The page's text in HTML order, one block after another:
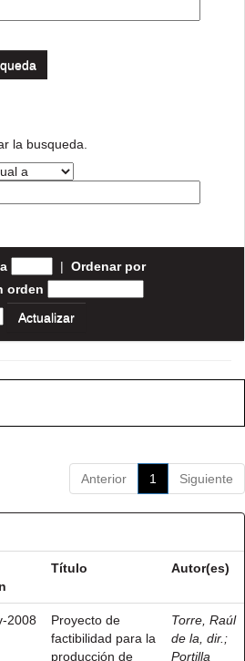
la busqueda.
| Ordenar por
orden
Anterior 1 Siguiente
Título Autor(es)
2008
Proyecto de
factibilidad para la
producción de
Torre, Raúl
de la, dir. ;
Portilla